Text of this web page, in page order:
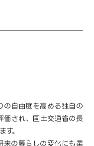
の自由度を高める独自の
価され、国土交通省の長
す。
来の暮らしの変化にも柔